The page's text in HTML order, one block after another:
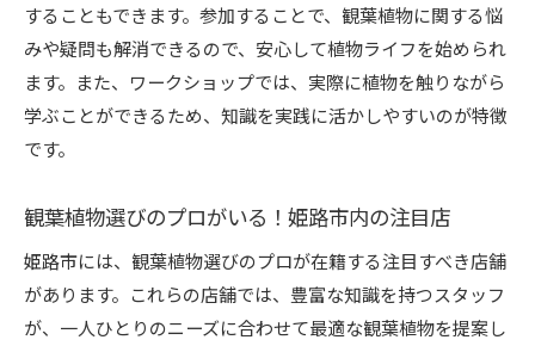
することもできます。参加することで、観葉植物に関する悩
みや疑問も解消できるので、安心して植物ライフを始められ
ます。また、ワークショップでは、実際に植物を触りながら
学ぶことができるため、知識を実践に活かしやすいのが特徴
です。
観葉植物選びのプロがいる！姫路市内の注目店
姫路市には、観葉植物選びのプロが在籍する注目すべき店舗
があります。これらの店舗では、豊富な知識を持つスタッフ
が、一人ひとりのニーズに合わせて最適な観葉植物を提案し